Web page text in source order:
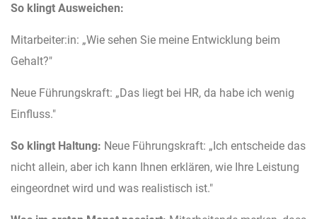
So klingt Ausweichen:
Mitarbeiter:in: „Wie sehen Sie meine Entwicklung beim
Gehalt?"
Neue Führungskraft: „Das liegt bei HR, da habe ich wenig
Einfluss."
So klingt Haltung: Neue Führungskraft: „Ich entscheide das
nicht allein, aber ich kann Ihnen erklären, wie Ihre Leistung
eingeordnet wird und was realistisch ist."